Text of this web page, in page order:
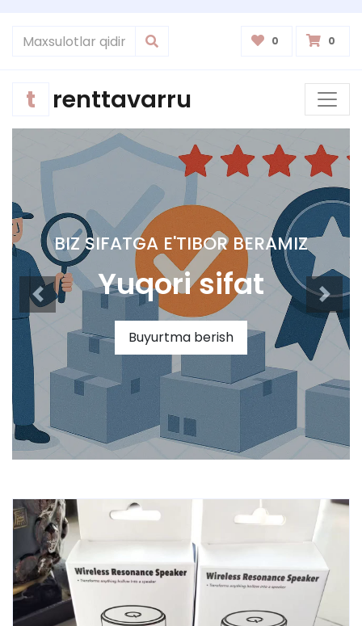
0 0
t renttavarru
BIZ SIFATGA E'TIBOR BERAMIZ
Yuqori sifat
Buyurtma berish